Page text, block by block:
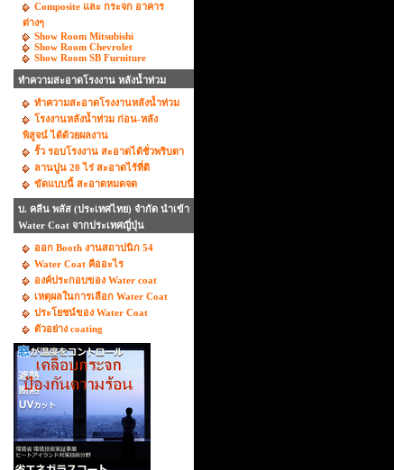
Composite และ กระจก อาคาร
ต่างๆ
Show Room Mitsubishi
Show Room Chevrolet
Show Room SB Furniture
ทำความสะอาดโรงงาน หลังน้ำท่วม
ทำความสะอาดโรงงานหลังน้ำท่วม
โรงงานหลังน้ำท่วม ก่อน-หลัง
พิสูจน์ ได้ด้วยผลงาน
รั้ว รอบโรงงาน สะอาดได้ชั่วพริบตา
ลานปูน 20 ไร่ สะอาดไร้ที่ติ
ขัดแบบนี้ สะอาดหมดจด
บ. คลีน พลัส (ประเทศไทย) จำกัด นำเข้า
Water Coat จากประเทศญี่ปุ่น
ออก Booth งานสถาปนิก 54
Water Coat คืออะไร
องค์ประกอบของ Water coat
เหตุผลในการเลือก Water Coat
ประโยชน์ของ Water Coat
ตัวอย่าง coating